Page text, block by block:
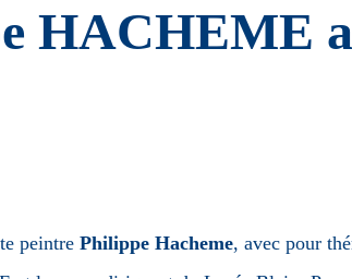
HACHEME
peintre Philippe Hacheme, avec pour